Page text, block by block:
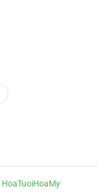
HoaTuoiHoaMy